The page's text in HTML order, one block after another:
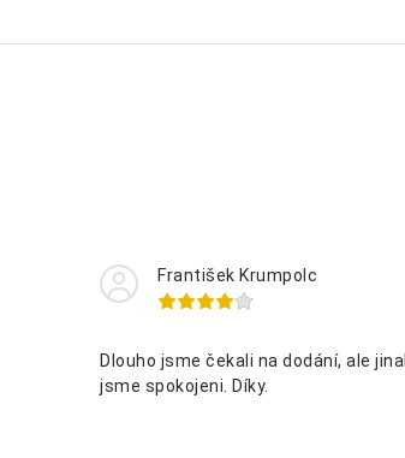
František Krumpolc
Dlouho jsme čekali na dodání, ale
jsme spokojeni. Díky.